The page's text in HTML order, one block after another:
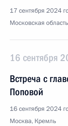
17 сентября 2024
Московская
16 сентября
Встреча с
Поповой
16 сентября 2024
Москва, Кремль